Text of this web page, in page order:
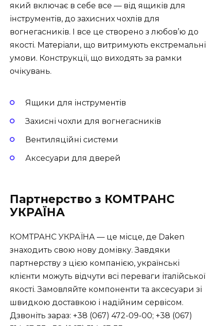
який включає в себе все — від ящиків для
інструментів, до захисних чохлів для
вогнегасників. І все це створено з любов’ю до
якості. Матеріали, що витримують екстремальні
умови. Конструкції, що виходять за рамки
очікувань.
Ящики для інструментів
Захисні чохли для вогнегасників
Вентиляційні системи
Аксесуари для дверей
Партнерство з КОМТРАНС
УКРАЇНА
КОМТРАНС УКРАЇНА — це місце, де Daken
знаходить свою нову домівку. Завдяки
партнерству з цією компанією, українські
клієнти можуть відчути всі переваги італійської
якості. Замовляйте компоненти та аксесуари зі
швидкою доставкою і надійним сервісом.
Дзвоніть зараз: +38 (067) 472-09-00; +38 (067)